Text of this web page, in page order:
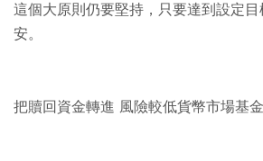
這個大原則仍要堅持，只要達到設定
安。
把贖回資金轉進 風險較低貨幣市場基金